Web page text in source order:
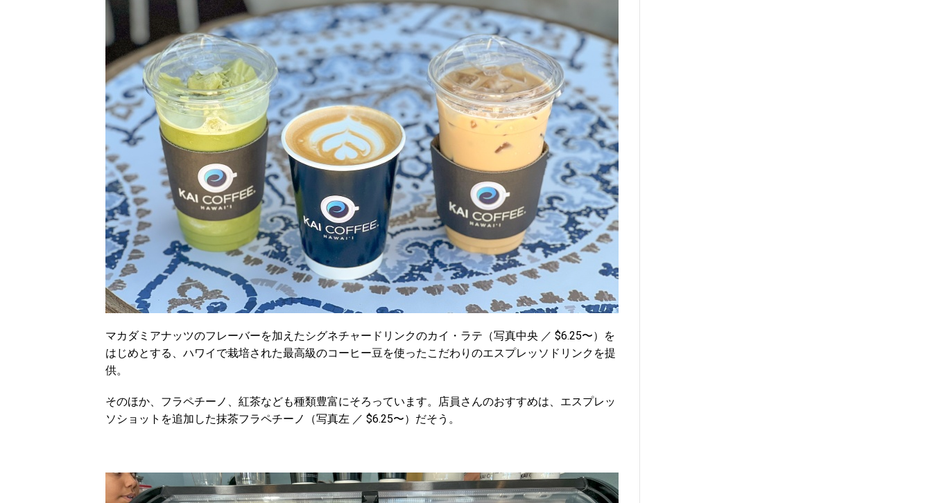
マカダミアナッツのフレーバーを加えたシグネチャードリンクのカイ・ラテ（写真中央 ／ $6.25〜）を
はじめとする、ハワイで栽培された最高級のコーヒー豆を使ったこだわりのエスプレッソドリンクを提
供。
そのほか、フラペチーノ、紅茶なども種類豊富にそろっています。店員さんのおすすめは、エスプレッ
ソショットを追加した抹茶フラペチーノ（写真左 ／ $6.25〜）だそう。